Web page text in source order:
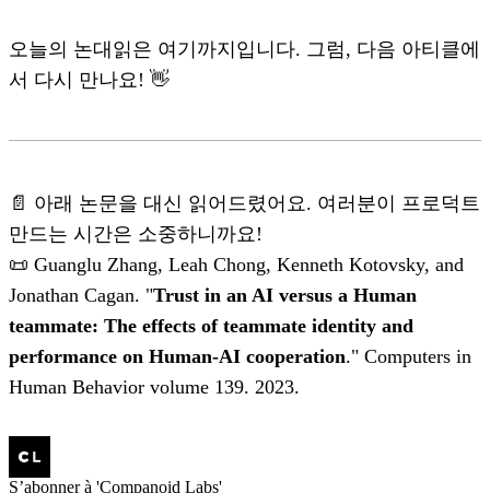
오늘의 논대읽은 여기까지입니다. 그럼, 다음 아티클에
서 다시 만나요! 👋
📄 아래 논문을 대신 읽어드렸어요. 여러분이 프로덕트
만드는 시간은 소중하니까요!
📜 Guanglu Zhang, Leah Chong, Kenneth Kotovsky, and
Jonathan Cagan. "Trust in an AI versus a Human
teammate: The effects of teammate identity and
performance on Human-AI cooperation." Computers in
Human Behavior volume 139. 2023.
S’abonner à 'Companoid Labs'